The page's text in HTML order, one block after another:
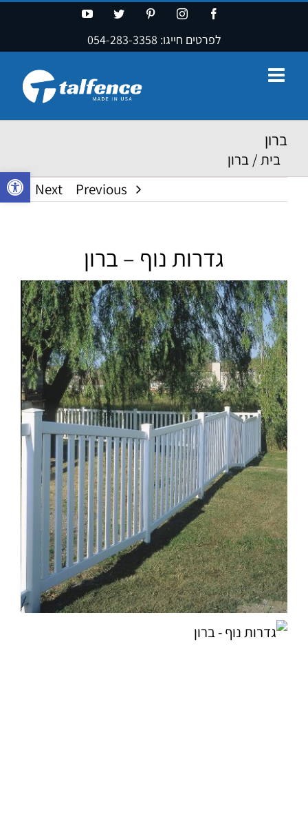
פתח
Facebook
Instagram
Pinterest
Twitter
YouTube
לפרטים חייגו: 054-283-3358
ברון
בית/ ברון
Previous
Next
גדרות נוף – ברון